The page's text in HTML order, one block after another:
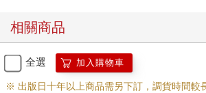
相關商品
全選 加入購物車
※ 出版日十年以上商品需另下訂，調貨時間較